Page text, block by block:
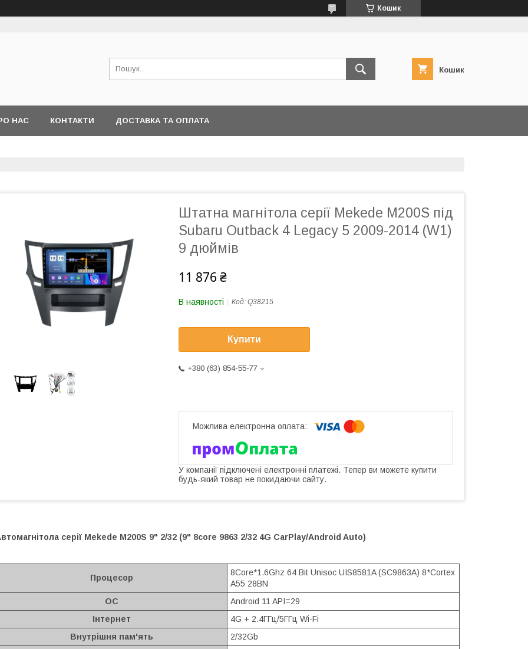
Кошик
Кошик
НАС КОНТАКТИ ДОСТАВКА ТА ОПЛАТА
Штатна магнітола серії Mekede M200S під
Subaru Outback 4 Legacy 5 2009-2014 (W1)
9 дюймів
11 876 ₴
В наявності Код: Q38215
Купити
+380 (63) 854-55-77
У компанії підключені електронні платежі. Тепер ви можете купити
будь-який товар не покидаючи сайту.
серії Mekede M200S 9" 2/32 (9" 8core 9863 2/32 4G CarPlay/Android Auto)
Процесор
8Core*1.6Ghz 64 Bit Unisoc UIS8581A (SC9863A) 8*Cortex
A55 28BN
ОС
Android 11 API=29
Інтернет
4G + 2.4ГГц/5ГГц Wi-Fi
Внутрішня пам'ять
2/32Gb